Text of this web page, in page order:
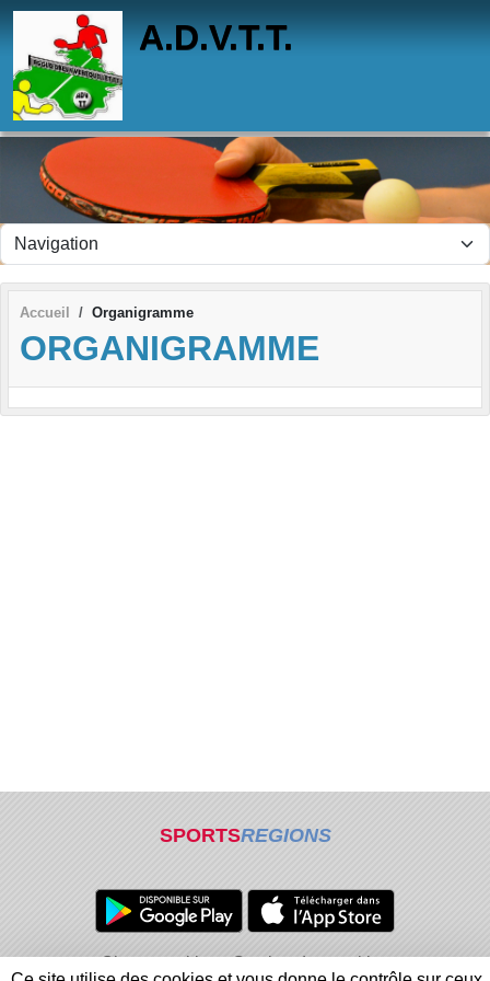
A.D.V.T.T.
Accueil Organigramme
ORGANIGRAMME
SPORTSREGIONS
Charte cookies
Gestion des cookies
Panneau de gestion des cookies